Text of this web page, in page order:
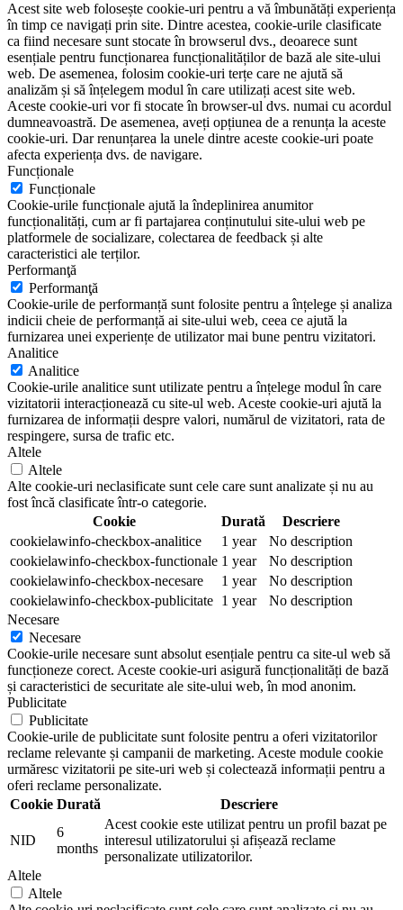
Acest site web folosește cookie-uri pentru a vă îmbunătăți experiența
în timp ce navigați prin site. Dintre acestea, cookie-urile clasificate
ca fiind necesare sunt stocate în browserul dvs., deoarece sunt
esențiale pentru funcționarea funcționalităților de bază ale site-ului
web. De asemenea, folosim cookie-uri terțe care ne ajută să
analizăm și să înțelegem modul în care utilizați acest site web.
Aceste cookie-uri vor fi stocate în browser-ul dvs. numai cu acordul
dumneavoastră. De asemenea, aveți opțiunea de a renunța la aceste
cookie-uri. Dar renunțarea la unele dintre aceste cookie-uri poate
afecta experiența dvs. de navigare.
Funcționale
Funcționale
Cookie-urile funcționale ajută la îndeplinirea anumitor
funcționalități, cum ar fi partajarea conținutului site-ului web pe
platformele de socializare, colectarea de feedback și alte
caracteristici ale terților.
Performanţă
Performanţă
Cookie-urile de performanță sunt folosite pentru a înțelege și analiza
indicii cheie de performanță ai site-ului web, ceea ce ajută la
furnizarea unei experiențe de utilizator mai bune pentru vizitatori.
Analitice
Analitice
Cookie-urile analitice sunt utilizate pentru a înțelege modul în care
vizitatorii interacționează cu site-ul web. Aceste cookie-uri ajută la
furnizarea de informații despre valori, numărul de vizitatori, rata de
respingere, sursa de trafic etc.
Altele
Altele
Alte cookie-uri neclasificate sunt cele care sunt analizate și nu au
fost încă clasificate într-o categorie.
Cookie
Durată
Descriere
cookielawinfo-checkbox-analitice
1 year
No description
cookielawinfo-checkbox-functionale 1 year
No description
cookielawinfo-checkbox-necesare
1 year
No description
cookielawinfo-checkbox-publicitate 1 year
No description
Necesare
Necesare
Cookie-urile necesare sunt absolut esențiale pentru ca site-ul web să
funcționeze corect. Aceste cookie-uri asigură funcționalități de bază
și caracteristici de securitate ale site-ului web, în mod anonim.
Publicitate
Publicitate
Cookie-urile de publicitate sunt folosite pentru a oferi vizitatorilor
reclame relevante și campanii de marketing. Aceste module cookie
urmăresc vizitatorii pe site-uri web și colectează informații pentru a
oferi reclame personalizate.
Cookie Durată Descriere
NID
6
months
Acest cookie este utilizat pentru un profil bazat pe
interesul utilizatorului și afișează reclame
personalizate utilizatorilor.
Altele
Altele